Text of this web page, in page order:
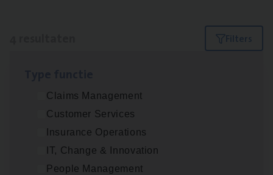
Filters
Claims Management
Customer Services
Insurance Operations
IT, Change & Innovation
People Management
Busi­ness Mana­ger Mari­ne Cargo
People Management, Sales Management
Antwerpen